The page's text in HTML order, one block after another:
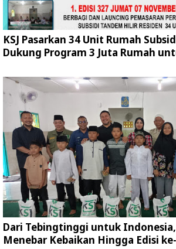
KSJ Pasarkan 34 Unit Rumah
Dukung Program 3 Juta Rumah
Dari Tebingtinggi untuk Indonesia,
Menebar Kebaikan Hingga Edisi